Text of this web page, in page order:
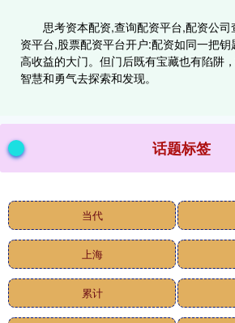
思考资本配资,查询配资平台,配资公
资平台,股票配资平台开户:配资如同一把
高收益的大门。但门后既有宝藏也有陷阱
智慧和勇气去探索和发现。
话题标签
当代
上海
累计